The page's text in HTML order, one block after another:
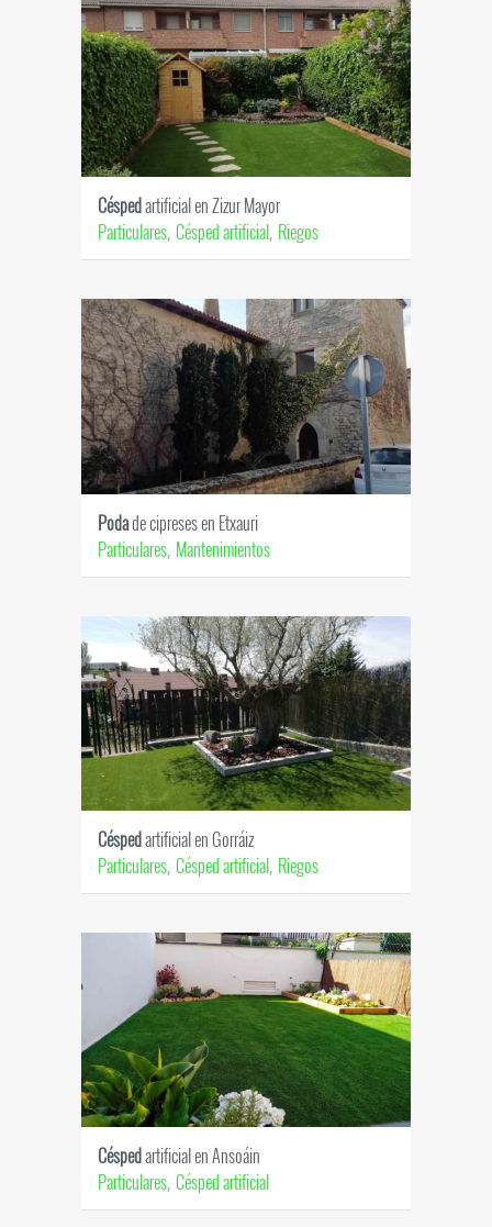
Céspedartificial en Zizur Mayor
Particulares, Césped artificial, Riegos
Podade cipreses en Etxauri
Particulares, Mantenimientos
Céspedartificial en Gorráiz
Particulares, Césped artificial, Riegos
Céspedartificial en Ansoáin
Particulares, Césped artificial